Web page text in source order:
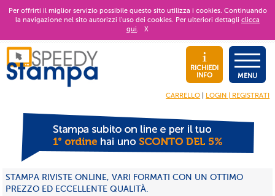
Per offrirti il miglior servizio possibile questo sito utilizza i cookies. Continuando
la navigazione nel sito autorizzi l’uso dei cookies. Per ulteriori dettagli clicca
qui. X
RICHIEDI
INFO
MENU
CARRELLO LOGIN | REGISTRATI
STAMPA RIVISTE ONLINE, VARI FORMATI CON UN OTTIMO
PREZZO ED ECCELLENTE QUALITÀ.